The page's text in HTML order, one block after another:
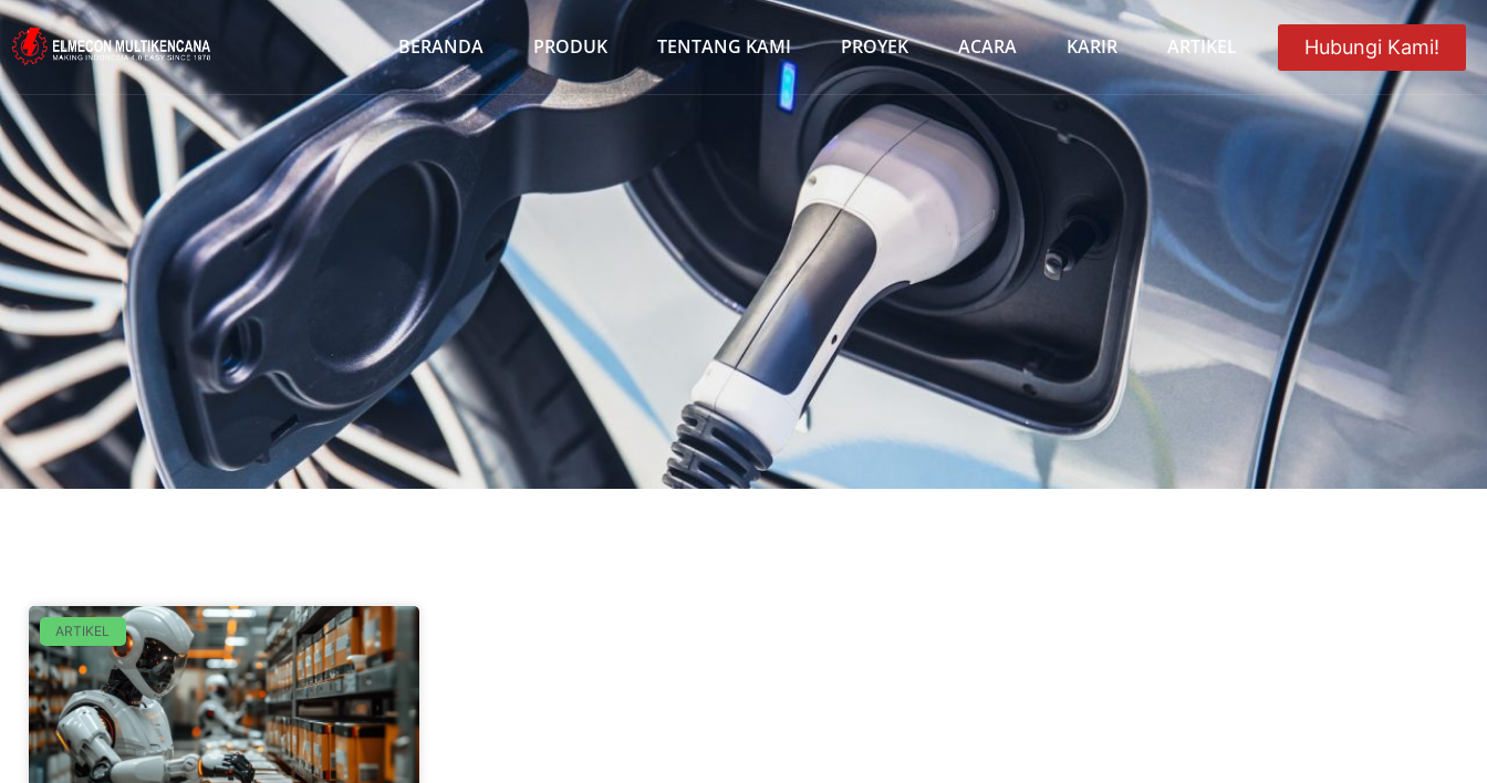
BERANDA PRODUK TENTANG KAMI PROYEK ACARA KARIR ARTIKEL Hubungi Kami!
ARTIKEL